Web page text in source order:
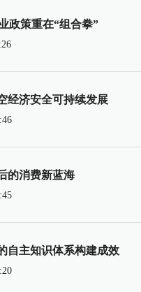
政策重在“组合拳”
经济安全可持续发展
的消费新蓝海
自主知识体系构建成效